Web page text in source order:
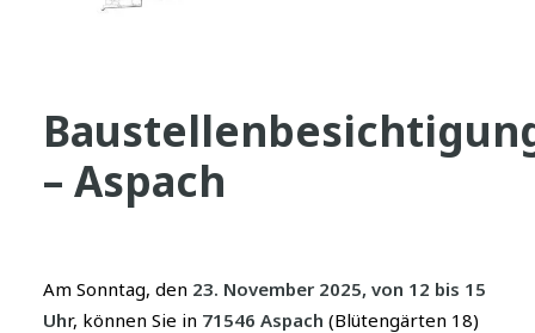
– Aspach
Am Sonntag, den 23. November 2025, von 12 bis 15
Uhr, können Sie in 71546 Aspach (Blütengärten 18)